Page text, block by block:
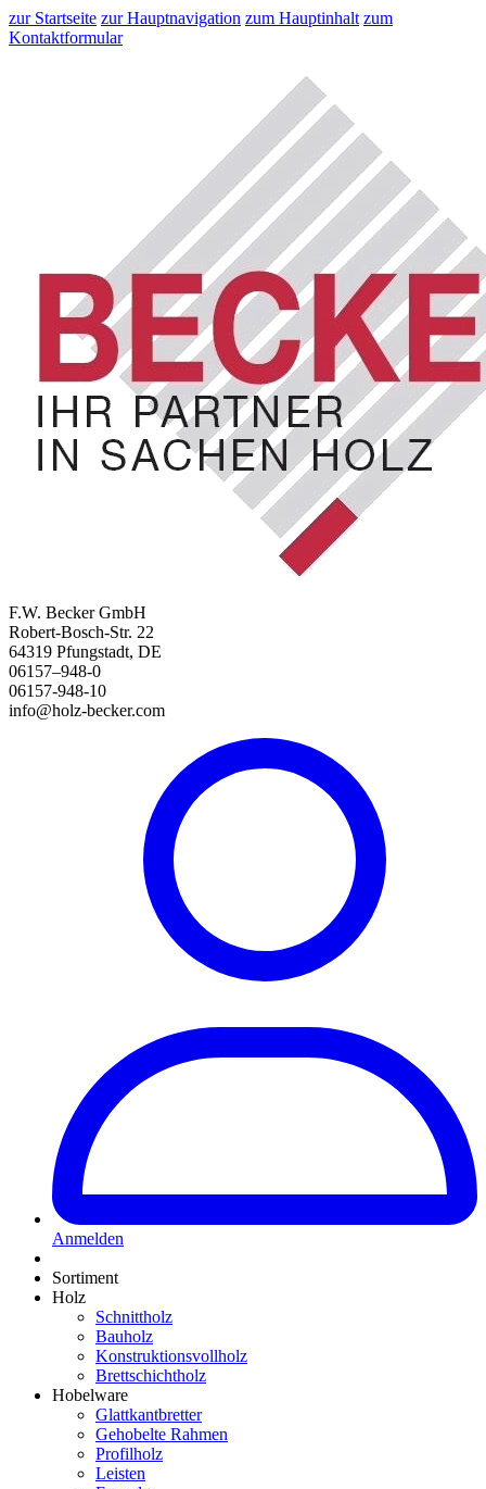
zur Startseite zur Hauptnavigation zum Hauptinhalt zum
Kontaktformular
F.W. Becker GmbH
Robert-Bosch-Str. 22
64319 Pfungstadt, DE
06157–948-0
06157-948-10
info@holz-becker.com
Anmelden
Sortiment
Holz
Schnittholz
Bauholz
Konstruktionsvollholz
Brettschichtholz
Hobelware
Glattkantbretter
Gehobelte Rahmen
Profilholz
Leisten